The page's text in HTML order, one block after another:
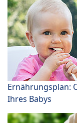
Ernährungsplan:
Ihres Babys